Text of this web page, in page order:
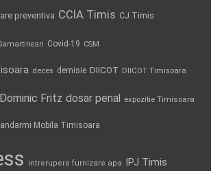
preventiva CCIA Timis CJ Timis
Covid-19 CSM
deces demisie DIICOT DIICOT Timisoara
Dominic Fritz dosar penal expozitie Timisoara
Mobila Timisoara
intrerupere furnizare apa IPJ Timis